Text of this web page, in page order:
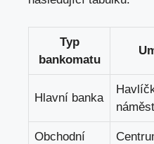
Typ
bankomatu
Hlavní banka
Obchodní